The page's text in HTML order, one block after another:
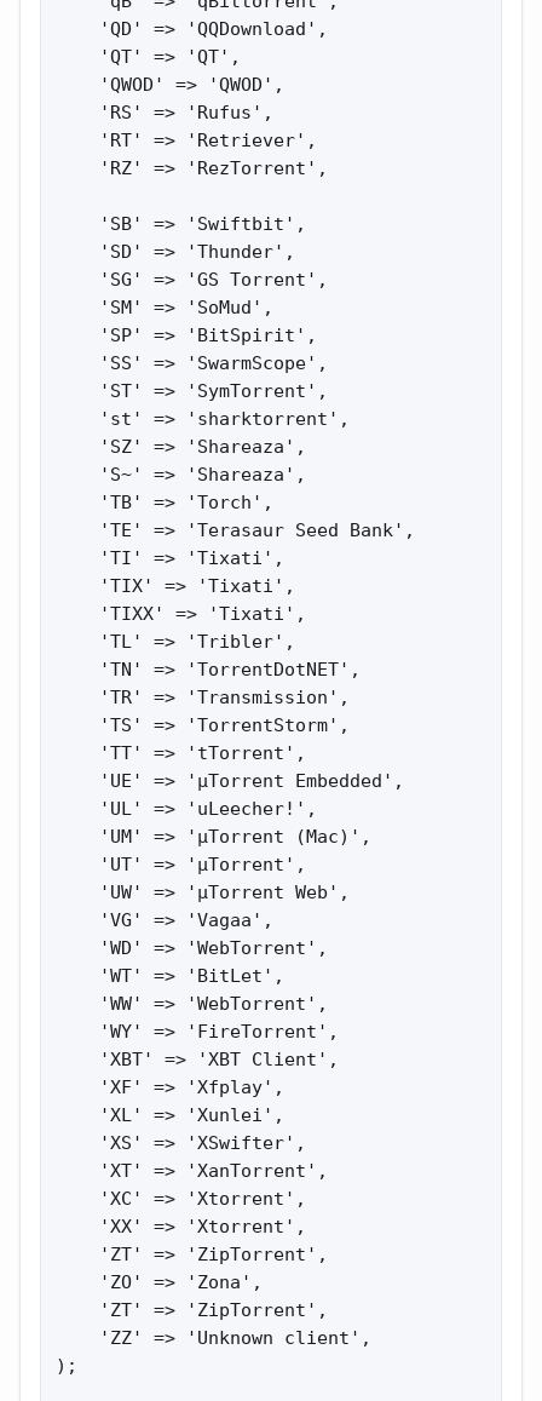
    'QD' => 'QQDownload',
    'QT' => 'QT',
    'QWOD' => 'QWOD',
    'RS' => 'Rufus',
    'RT' => 'Retriever',
    'RZ' => 'RezTorrent',
    'SB' => 'Swiftbit',
    'SD' => 'Thunder',
    'SG' => 'GS Torrent',
    'SM' => 'SoMud',
    'SP' => 'BitSpirit',
    'SS' => 'SwarmScope',
    'ST' => 'SymTorrent',
    'st' => 'sharktorrent',
    'SZ' => 'Shareaza',
    'S~' => 'Shareaza',
    'TB' => 'Torch',
    'TE' => 'Terasaur Seed Bank',
    'TI' => 'Tixati',
    'TIX' => 'Tixati',
    'TIXX' => 'Tixati',
    'TL' => 'Tribler',
    'TN' => 'TorrentDotNET',
    'TR' => 'Transmission',
    'TS' => 'TorrentStorm',
    'TT' => 'tTorrent',
    'UE' => 'µTorrent Embedded',
    'UL' => 'uLeecher!',
    'UM' => 'µTorrent (Mac)',
    'UT' => 'µTorrent',
    'UW' => 'µTorrent Web',
    'VG' => 'Vagaa',
    'WD' => 'WebTorrent',
    'WT' => 'BitLet',
    'WW' => 'WebTorrent',
    'WY' => 'FireTorrent',
    'XBT' => 'XBT Client',
    'XF' => 'Xfplay',
    'XL' => 'Xunlei',
    'XS' => 'XSwifter',
    'XT' => 'XanTorrent',
    'XC' => 'Xtorrent',
    'XX' => 'Xtorrent',
    'ZT' => 'ZipTorrent',
    'ZO' => 'Zona',
    'ZT' => 'ZipTorrent',
    'ZZ' => 'Unknown client',
);